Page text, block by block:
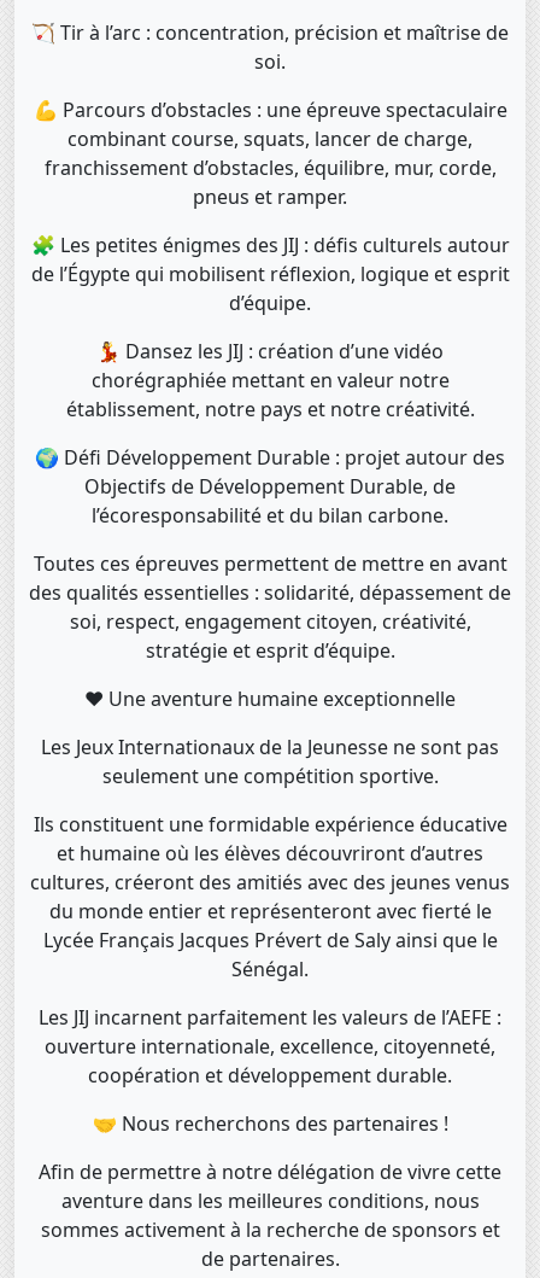
🏹 Tir à l’arc : concentration, précision et maîtrise de
soi.
💪 Parcours d’obstacles : une épreuve spectaculaire
combinant course, squats, lancer de charge,
franchissement d’obstacles, équilibre, mur, corde,
pneus et ramper.
🧩 Les petites énigmes des JIJ : défis culturels autour
de l’Égypte qui mobilisent réflexion, logique et esprit
d’équipe.
💃 Dansez les JIJ : création d’une vidéo
chorégraphiée mettant en valeur notre
établissement, notre pays et notre créativité.
🌍 Défi Développement Durable : projet autour des
Objectifs de Développement Durable, de
l’écoresponsabilité et du bilan carbone.
Toutes ces épreuves permettent de mettre en avant
des qualités essentielles : solidarité, dépassement de
soi, respect, engagement citoyen, créativité,
stratégie et esprit d’équipe.
❤️ Une aventure humaine exceptionnelle
Les Jeux Internationaux de la Jeunesse ne sont pas
seulement une compétition sportive.
Ils constituent une formidable expérience éducative
et humaine où les élèves découvriront d’autres
cultures, créeront des amitiés avec des jeunes venus
du monde entier et représenteront avec fierté le
Lycée Français Jacques Prévert de Saly ainsi que le
Sénégal.
Les JIJ incarnent parfaitement les valeurs de l’AEFE :
ouverture internationale, excellence, citoyenneté,
coopération et développement durable.
🤝 Nous recherchons des partenaires !
Afin de permettre à notre délégation de vivre cette
aventure dans les meilleures conditions, nous
sommes activement à la recherche de sponsors et
de partenaires.